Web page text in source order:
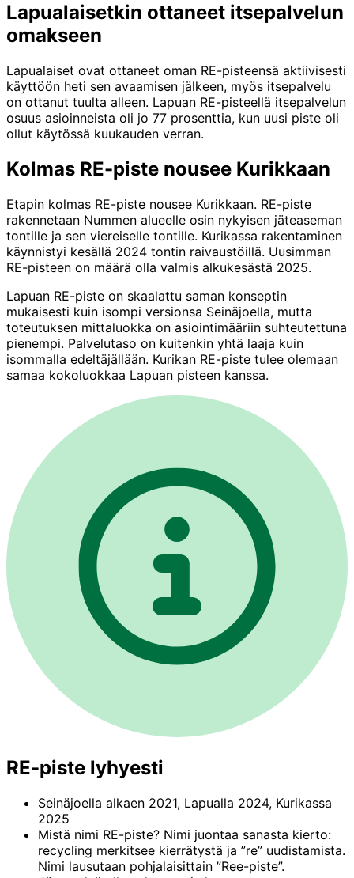
Lapualaisetkin ottaneet itsepalvelun
omakseen
Lapualaiset ovat ottaneet oman RE-pisteensä aktiivisesti
käyttöön heti sen avaamisen jälkeen, myös itsepalvelu
on ottanut tuulta alleen. Lapuan RE-pisteellä itsepalvelun
osuus asioinneista oli jo 77 prosenttia, kun uusi piste oli
ollut käytössä kuukauden verran.
Kolmas RE-piste nousee Kurikkaan
Etapin kolmas RE-piste nousee Kurikkaan. RE-piste
rakennetaan Nummen alueelle osin nykyisen jäteaseman
tontille ja sen viereiselle tontille. Kurikassa rakentaminen
käynnistyi kesällä 2024 tontin raivaustöillä. Uusimman
RE-pisteen on määrä olla valmis alkukesästä 2025.
Lapuan RE-piste on skaalattu saman konseptin
mukaisesti kuin isompi versionsa Seinäjoella, mutta
toteutuksen mittaluokka on asiointimääriin suhteutettuna
pienempi. Palvelutaso on kuitenkin yhtä laaja kuin
isommalla edeltäjällään. Kurikan RE-piste tulee olemaan
samaa kokoluokkaa Lapuan pisteen kanssa.
RE-piste lyhyesti
Seinäjoella alkaen 2021, Lapualla 2024, Kurikassa
2025
Mistä nimi RE-piste? Nimi juontaa sanasta kierto:
recycling merkitsee kierrätystä ja ”re” uudistamista.
Nimi lausutaan pohjalaisittain ”Ree-piste”.